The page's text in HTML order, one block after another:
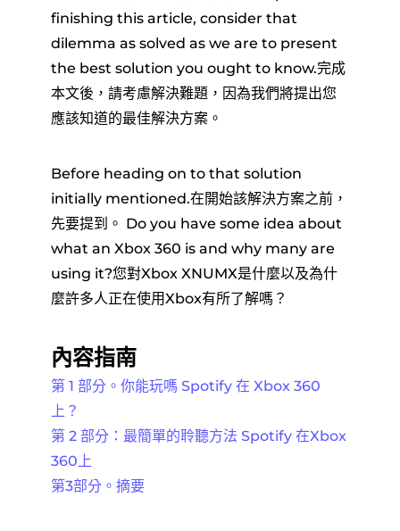
finishing this article, consider that
dilemma as solved as we are to present
the best solution you ought to know.完成
本文後，請考慮解決難題，因為我們將提出您
應該知道的最佳解決方案。
Before heading on to that solution
initially mentioned.在開始該解決方案之前，
先要提到。 Do you have some idea about
what an Xbox 360 is and why many are
using it?您對Xbox XNUMX是什麼以及為什
麼許多人正在使用Xbox有所了解嗎？
內容指南
第 1 部分。你能玩嗎 Spotify 在 Xbox 360
上？
第 2 部分：最簡單的聆聽方法 Spotify 在Xbox
360上
第3部分。摘要